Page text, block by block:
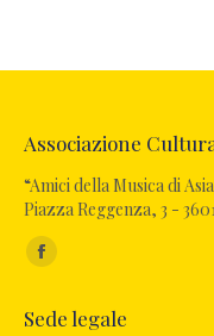
Associazione
“Amici della Musica di
Piazza Reggenza, 3 -
Ci puoi trovare su:
Sede legale